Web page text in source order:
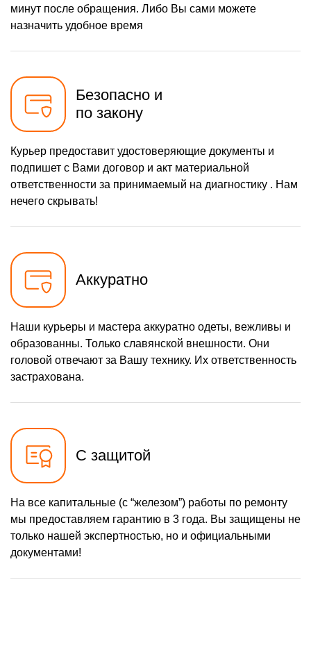
минут после обращения. Либо Вы сами можете
назначить удобное время
Безопасно и
по закону
Курьер предоставит удостоверяющие документы и
подпишет с Вами договор и акт материальной
ответственности за принимаемый на диагностику . Нам
нечего скрывать!
Аккуратно
Наши курьеры и мастера аккуратно одеты, вежливы и
образованны. Только славянской внешности. Они
головой отвечают за Вашу технику. Их ответственность
застрахована.
С защитой
На все капитальные (с “железом”) работы по ремонту
мы предоставляем гарантию в 3 года. Вы защищены не
только нашей экспертностью, но и официальными
документами!